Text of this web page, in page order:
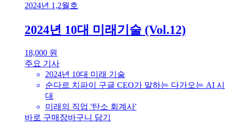
2024년 1,2월호
2024년 10대 미래기술 (Vol.12)
18,000 원
주요 기사
2024년 10대 미래 기술
순다르 치파이 구글 CEO가 말하는 다가오는 AI 시
대
미래의 직업 '탄소 회계사'
바로 구매 장바구니 담기